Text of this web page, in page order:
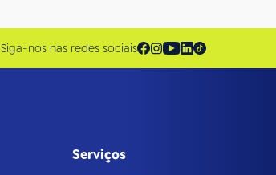
Siga-nos nas redes sociais
Serviços